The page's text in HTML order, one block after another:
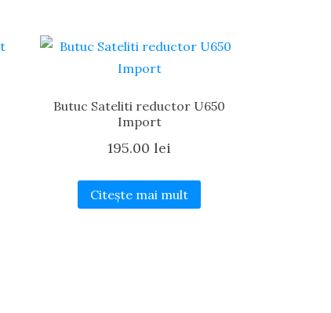
Butuc Sateliti reductor U650
Import
195.00lei
Citește mai mult